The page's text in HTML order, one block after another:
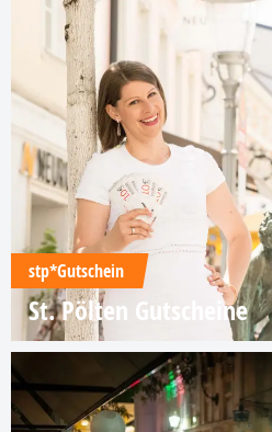
stp*Gutschein
St. Pölten Gutscheine